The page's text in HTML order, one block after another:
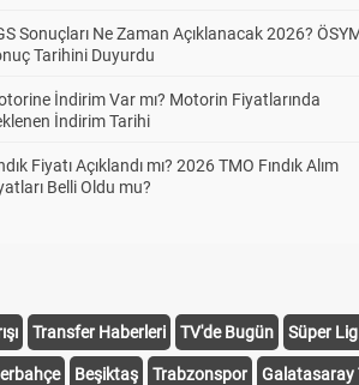
Sonuçları Ne Zaman Açıklanacak 2026?
Tarihini Duyurdu
İndirim Var mı? Motorin Fiyatlarında
İndirim Tarihi
Fiyatı Açıklandı mı? 2026 TMO Fındık Alım
Belli Oldu mu?
Transfer Haberleri TV'de Bugün Süper
Beşiktaş Trabzonspor Galatasaray